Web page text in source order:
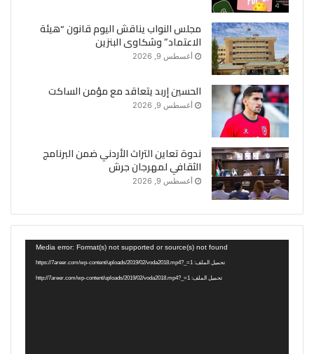
مجلس النواب يناقش اليوم قانون “هيئة
الاعتماد” وشكاوى البنزين
أغسطس 9, 2026
الحسين إربد يتعاقد مع مؤمن الساكت
أغسطس 9, 2026
ندوة تعاين التراث الأردني ضمن البرنامج
الثقافي لمهرجان جرش
أغسطس 9, 2026
Media error: Format(s) not supported or source(s) not found
تحميل الملف: https://7areer.com/wp-content/uploads/2019/02/voda2018.mp4?_=1
تحميل الملف: http://7areer.com/wp-content/uploads/2019/02/voda2018.mp4?_=1